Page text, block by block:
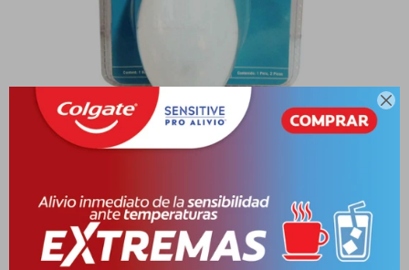

UNID
10000973-7793970701000
PYG 34.945 PYG 29.703